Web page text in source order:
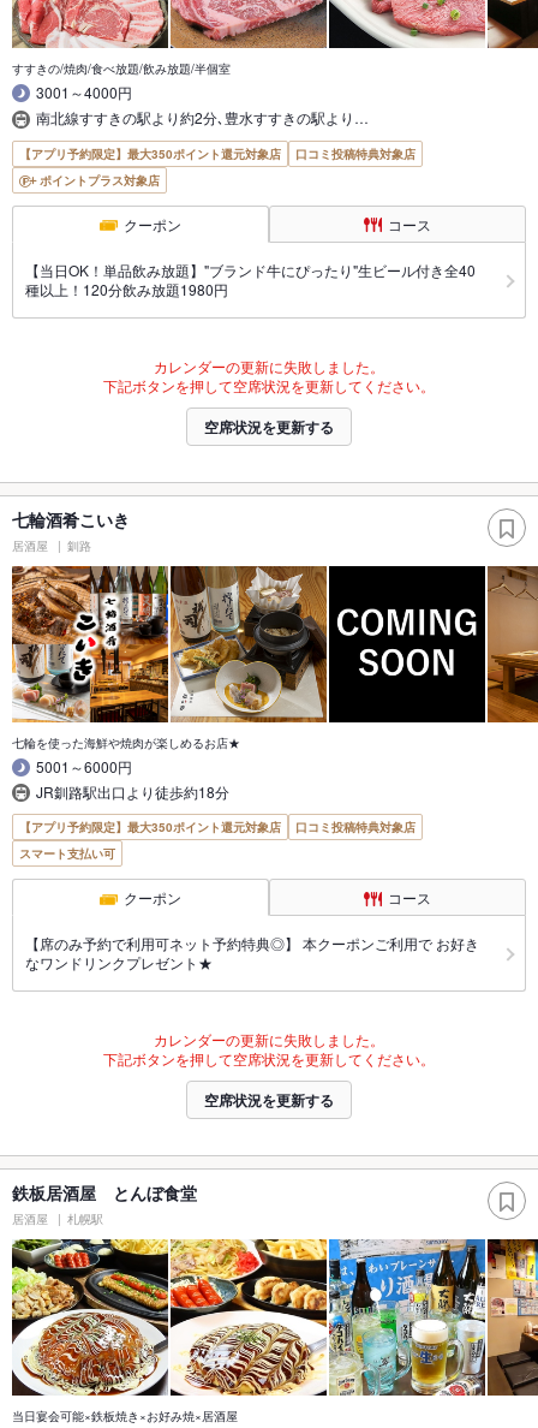
すすきの/焼肉/食べ放題/飲み放題/半個室
3001～4000円
南北線すすきの駅より約2分､豊水すすきの駅より…
【アプリ予約限定】最大350ポイント還元対象店
口コミ投稿特典対象店
ポイントプラス対象店
クーポン コース
【当日OK！単品飲み放題】"ブランド牛にぴったり"生ビール付き全40
種以上！120分飲み放題1980円
カレンダーの更新に失敗しました。
下記ボタンを押して空席状況を更新してください。
空席状況を更新する
七輪酒肴こいき
居酒屋 釧路
七輪を使った海鮮や焼肉が楽しめるお店★
5001～6000円
JR釧路駅出口より徒歩約18分
【アプリ予約限定】最大350ポイント還元対象店
口コミ投稿特典対象店
スマート支払い可
クーポン コース
【席のみ予約で利用可ネット予約特典◎】 本クーポンご利用で お好き
なワンドリンクプレゼント★
カレンダーの更新に失敗しました。
下記ボタンを押して空席状況を更新してください。
空席状況を更新する
鉄板居酒屋 とんぼ食堂
居酒屋 札幌駅
当日宴会可能×鉄板焼き×お好み焼×居酒屋